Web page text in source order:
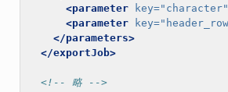
<parameter
key="character"
<parameter
key=
</parameters>
</exportJob>
<!-- 略 -->